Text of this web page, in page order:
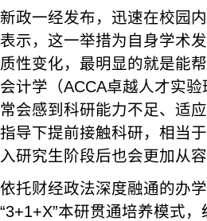
新政一经发布，迅速在校园
表示，这一举措为自身学术
质性变化，最明显的就是能
会计学（ACCA卓越人才实
常会感到科研能力不足、适
指导下提前接触科研，相当
入研究生阶段后也会更加从容
依托财经政法深度融通的办
“3+1+X”本研贯通培养模式